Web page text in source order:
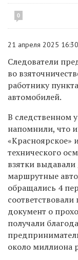
0
21 апреля 2025 16:30
Следователи
во
работнику
автомобилей.
В следственном
напомнили, что
«Красноярское»
технического
взятки
маршрутные
обращались 4
документ о
получали
около миллиона